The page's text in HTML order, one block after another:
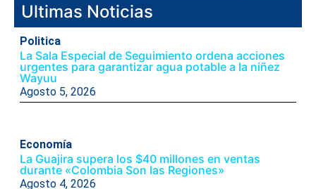
Ultimas Noticias
Politica
La Sala Especial de Seguimiento ordena acciones
urgentes para garantizar agua potable a la niñez
Wayuu
Agosto 5, 2026
Economía
La Guajira supera los $40 millones en ventas
durante «Colombia Son las Regiones»
Agosto 4, 2026